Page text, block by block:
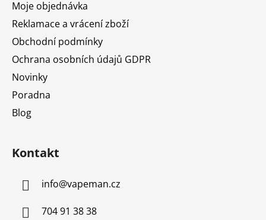
Moje objednávka
Reklamace a vrácení zboží
Obchodní podmínky
Ochrana osobních údajů GDPR
Novinky
Poradna
Blog
Kontakt
info@vapeman.cz
704 91 38 38